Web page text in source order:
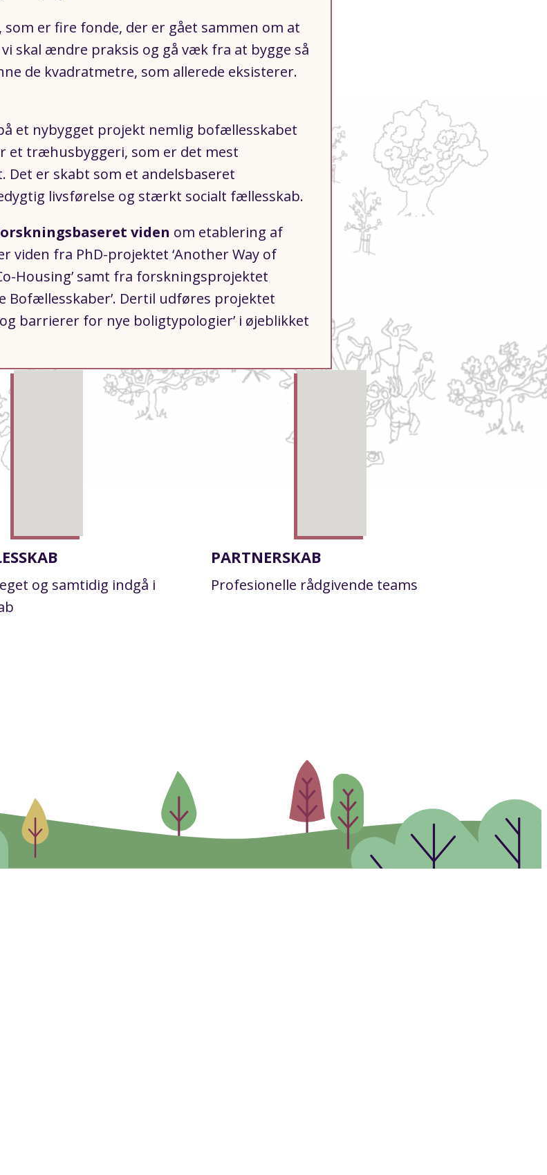
, som er fire fonde, der er gået sammen om at
skal ændre praksis og gå væk fra at bygge så
de kvadratmetre, som allerede eksisterer.
et nybygget projekt nemlig bofællesskabet
et træhusbyggeri, som er det mest
Det er skabt som et andelsbaseret
livsførelse og stærkt socialt fællesskab.
viden om etablering af
viden fra PhD-projektet ‘Another Way of
Housing’ samt fra forskningsprojektet
Bofællesskaber’. Dertil udføres projektet
barrierer for nye boligtypologier’ i øjeblikket
og samtidig indgå i
PARTNERSKAB
Profesionelle rådgivende teams